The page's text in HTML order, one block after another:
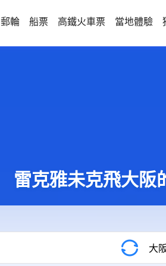
郵輪 船票 高鐵火車票 當地體驗
雷克雅未克飛大阪